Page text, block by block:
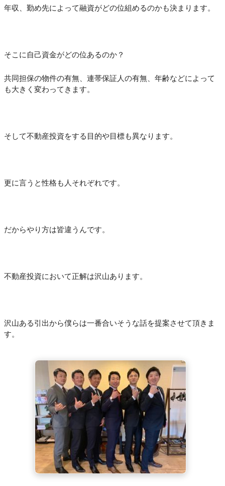
年収、勤め先によって融資がどの位組めるのかも決まります。
そこに自己資金がどの位あるのか？
共同担保の物件の有無、連帯保証人の有無、年齢などによって
も大きく変わってきます。
そして不動産投資をする目的や目標も異なります。
更に言うと性格も人それぞれです。
だからやり方は皆違うんです。
不動産投資において正解は沢山あります。
沢山ある引出から僕らは一番合いそうな話を提案させて頂きま
す。